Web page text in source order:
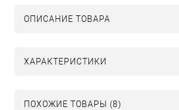
ОПИСАНИЕ ТОВАРА
ХАРАКТЕРИСТИКИ
ПОХОЖИЕ ТОВАРЫ (8)